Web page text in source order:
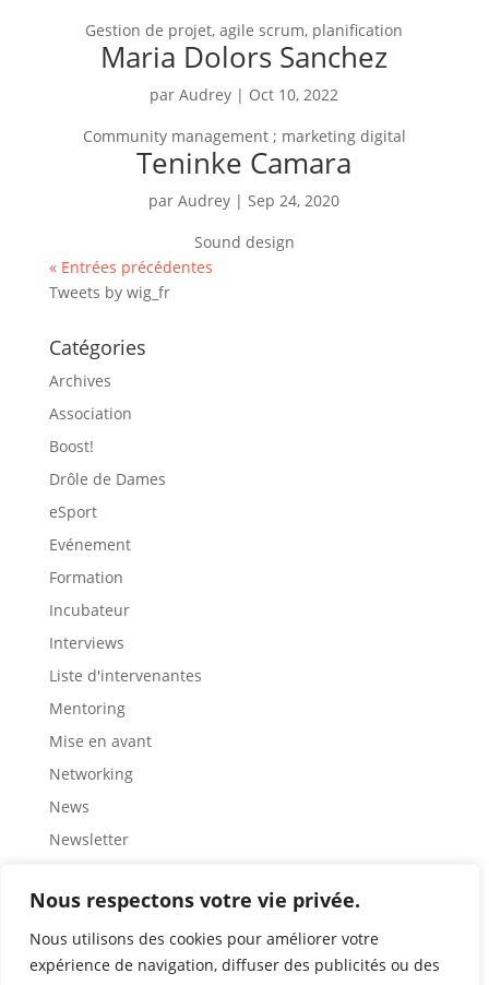
Nous respectons votre vie privée.
Nous utilisons des cookies pour améliorer votre
expérience de navigation, diffuser des publicités ou des
Gestion de projet, agile scrum, planification
Maria Dolors Sanchez
parAudrey | Oct 10, 2022
Community management ; marketing digital
Teninke Camara
parAudrey |Sep 24, 2020
Sound design
« Entrées précédentes
Tweets by wig_fr
Catégories
Archives
Association
Boost!
Drôle de Dames
eSport
Evénement
Formation
Incubateur
Interviews
Liste d'intervenantes
Mentoring
Mise en avant
Networking
News
Newsletter
Rencontre
Représentation
Ressources